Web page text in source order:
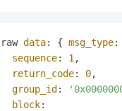
raw data: { msg_type:
sequence: 1 ,
return_code: 0,
group_id :
block: